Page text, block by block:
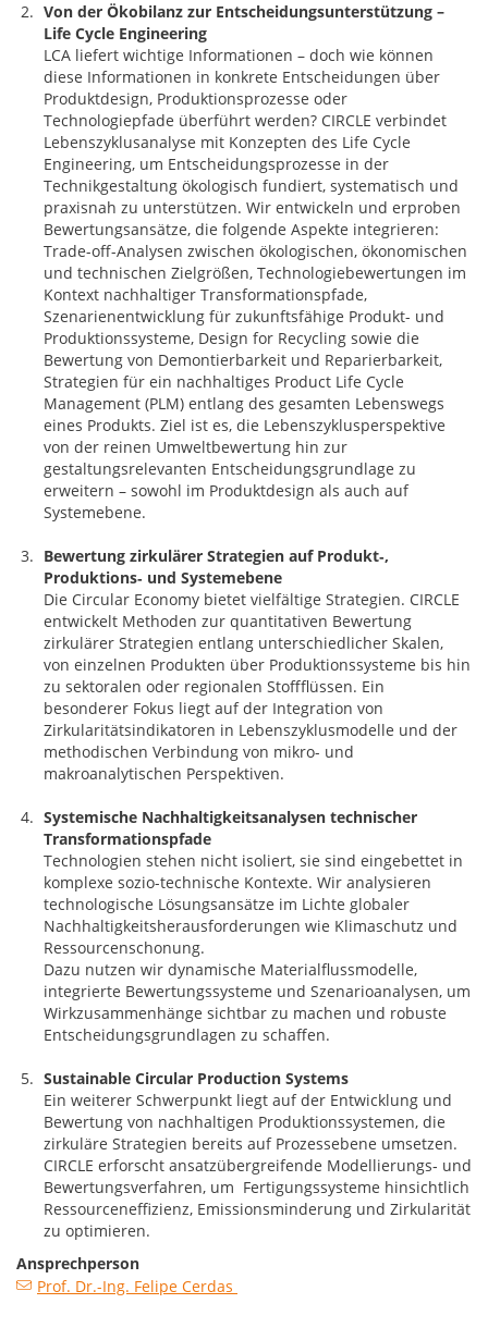
Von der Ökobilanz zur Entscheidungsunterstützung –
Life Cycle Engineering
LCA liefert wichtige Informationen – doch wie können
diese Informationen in konkrete Entscheidungen über
Produktdesign, Produktionsprozesse oder
Technologiepfade überführt werden? CIRCLE verbindet
Lebenszyklusanalyse mit Konzepten des Life Cycle
Engineering, um Entscheidungsprozesse in der
Technikgestaltung ökologisch fundiert, systematisch und
praxisnah zu unterstützen. Wir entwickeln und erproben
Bewertungsansätze, die folgende Aspekte integrieren:
Trade-off-Analysen zwischen ökologischen, ökonomischen
und technischen Zielgrößen, Technologiebewertungen im
Kontext nachhaltiger Transformationspfade,
Szenarienentwicklung für zukunftsfähige Produkt- und
Produktionssysteme, Design for Recycling sowie die
Bewertung von Demontierbarkeit und Reparierbarkeit,
Strategien für ein nachhaltiges Product Life Cycle
Management (PLM) entlang des gesamten Lebenswegs
eines Produkts. Ziel ist es, die Lebenszyklusperspektive
von der reinen Umweltbewertung hin zur
gestaltungsrelevanten Entscheidungsgrundlage zu
erweitern – sowohl im Produktdesign als auch auf
Systemebene.
Bewertung zirkulärer Strategien auf Produkt‑,
Produktions‑ und Systemebene
Die Circular Economy bietet vielfältige Strategien. CIRCLE
entwickelt Methoden zur quantitativen Bewertung
zirkulärer Strategien entlang unterschiedlicher Skalen,
von einzelnen Produkten über Produktionssysteme bis hin
zu sektoralen oder regionalen Stoffflüssen. Ein
besonderer Fokus liegt auf der Integration von
Zirkularitätsindikatoren in Lebenszyklusmodelle und der
methodischen Verbindung von mikro- und
makroanalytischen Perspektiven.
Systemische Nachhaltigkeitsanalysen technischer
Transformationspfade
Technologien stehen nicht isoliert, sie sind eingebettet in
komplexe sozio-technische Kontexte. Wir analysieren
technologische Lösungsansätze im Lichte globaler
Nachhaltigkeitsherausforderungen wie Klimaschutz und
Ressourcenschonung.
Dazu nutzen wir dynamische Materialflussmodelle,
integrierte Bewertungssysteme und Szenarioanalysen, um
Wirkzusammenhänge sichtbar zu machen und robuste
Entscheidungsgrundlagen zu schaffen.
Sustainable Circular Production Systems
Ein weiterer Schwerpunkt liegt auf der Entwicklung und
Bewertung von nachhaltigen Produktionssystemen, die
zirkuläre Strategien bereits auf Prozessebene umsetzen.
CIRCLE erforscht ansatzübergreifende Modellierungs‑ und
Bewertungsverfahren, um Fertigungssysteme hinsichtlich
Ressourceneffizienz, Emissionsminderung und Zirkularität
zu optimieren.
Ansprechperson
Prof. Dr.-Ing. Felipe Cerdas